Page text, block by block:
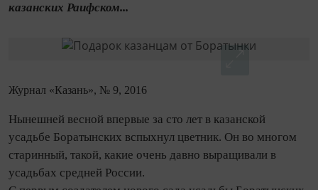
казанских Раифском...
Журнал «Казань», № 9, 2016
Нынешней весной впервые за сто лет в казанской
усадьбе Боратынских вспыхнул цветник. Он во многом
старинный, такой, какие очень давно выращивали в
усадьбах средней России.